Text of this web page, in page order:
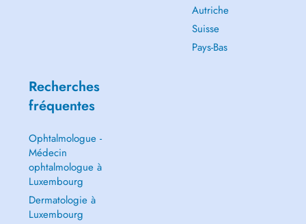
Autriche
Suisse
Pays-Bas
Recherches
fréquentes
Ophtalmologue -
Médecin
ophtalmologue à
Luxembourg
Dermatologie à
Luxembourg